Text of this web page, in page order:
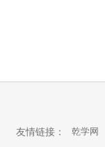
友情链接： 乾学网